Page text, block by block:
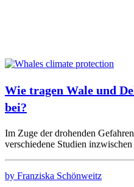
Wie tragen Wale und
bei?
Im Zuge der drohenden
verschiedene Studien
by Franziska Schönweitz